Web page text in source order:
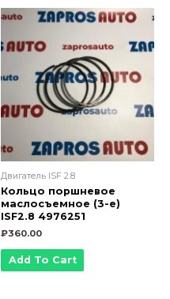
Двигатель ISF 2.8
Кольцо поршневое
маслосъемное (3-е)
ISF2.8 4976251
₽360.00
Add To Cart